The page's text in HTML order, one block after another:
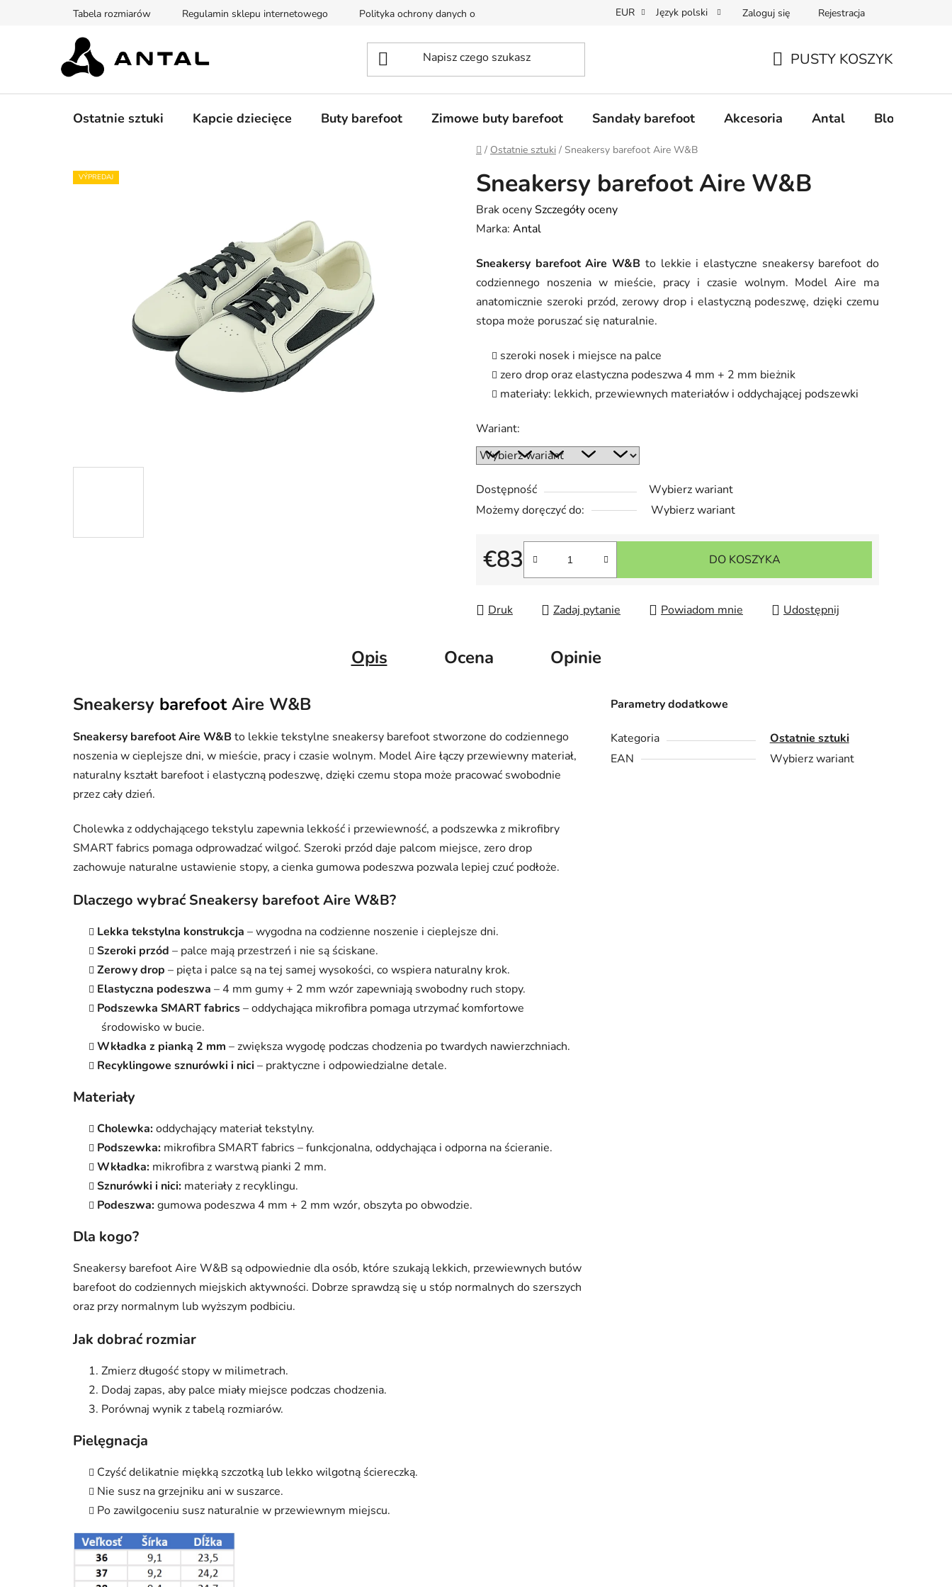
Tabela rozmiarów Regulamin sklepu internetowego Polityka ochrony danych osobowych Dostępność i czas realizacji zamówienia Zwroty i reklamacje
EUR Język polski Zaloguj się Rejestracja
PUSTY KOSZYK
Ostatnie sztuki Kapcie dziecięce Buty barefoot Zimowe buty barefoot Sandały barefoot Akcesoria Antal Blog
Home
/ Ostatnie sztuki / Sneakersy barefoot Aire W&B
Sneakersy barefoot Aire W&B
Średnia
ocena
wynosi
0,0
na
5
Brak ocenySzczegóły oceny
Marka: Antal
Sneakersy barefoot Aire W&B to lekkie i elastyczne sneakersy barefoot do
codziennego noszenia w mieście, pracy i czasie wolnym. Model Aire ma
anatomicznie szeroki przód, zerowy drop i elastyczną podeszwę, dzięki czemu
stopa może poruszać się naturalnie.
szeroki nosek i miejsce na palce
zero drop oraz elastyczna podeszwa 4 mm + 2 mm bieżnik
materiały: lekkich, przewiewnych materiałów i oddychającej podszewki
Wariant:
Dostępność
Wybierz wariant
Możemy doręczyć do:
Wybierz wariant
€83
Cena jednostkowa:
DO KOSZYKA
Druk Zadaj pytanie Powiadom mnie Udostępnij
VÝPREDAJ
Opis Ocena Opinie
Sneakersy barefootAire W&B
Sneakersy barefoot Aire W&Bto lekkie tekstylne sneakersy barefoot stworzone do codziennego
noszenia w cieplejsze dni, w mieście, pracy i czasie wolnym. Model Aire łączy przewiewny materiał,
naturalny kształt barefoot i elastyczną podeszwę, dzięki czemu stopa może pracować swobodnie
przez cały dzień.
Cholewka z oddychającego tekstylu zapewnia lekkość i przewiewność, a podszewka z mikrofibry
SMART fabrics pomaga odprowadzać wilgoć. Szeroki przód daje palcom miejsce, zero drop
zachowuje naturalne ustawienie stopy, a cienka gumowa podeszwa pozwala lepiej czuć podłoże.
Dlaczego wybrać Sneakersy barefoot Aire W&B?
Lekka tekstylna konstrukcja – wygodna na codzienne noszenie i cieplejsze dni.
Szeroki przód – palce mają przestrzeń i nie są ściskane.
Zerowy drop – pięta i palce są na tej samej wysokości, co wspiera naturalny krok.
Elastyczna podeszwa – 4 mm gumy + 2 mm wzór zapewniają swobodny ruch stopy.
Podszewka SMART fabrics– oddychająca mikrofibra pomaga utrzymać komfortowe
środowisko w bucie.
Wkładka z pianką 2 mm – zwiększa wygodę podczas chodzenia po twardych nawierzchniach.
Recyklingowe sznurówki i nici– praktyczne i odpowiedzialne detale.
Materiały
Cholewka:oddychający materiał tekstylny.
Podszewka: mikrofibra SMART fabrics – funkcjonalna, oddychająca i odporna na ścieranie.
Wkładka: mikrofibra z warstwą pianki 2 mm.
Sznurówki i nici: materiały z recyklingu.
Podeszwa:gumowa podeszwa 4 mm + 2 mm wzór, obszyta po obwodzie.
Dla kogo?
Sneakersy barefoot Aire W&B są odpowiednie dla osób, które szukają lekkich, przewiewnych butów
barefoot do codziennych miejskich aktywności. Dobrze sprawdzą się u stóp normalnych do szerszych
oraz przy normalnym lub wyższym podbiciu.
Jak dobrać rozmiar
Zmierz długość stopy w milimetrach.
Dodaj zapas, aby palce miały miejsce podczas chodzenia.
Porównaj wynik z tabelą rozmiarów.
Pielęgnacja
Czyść delikatnie miękką szczotką lub lekko wilgotną ściereczką.
Nie susz na grzejniku ani w suszarce.
Po zawilgoceniu susz naturalnie w przewiewnym miejscu.
Parametry dodatkowe
Kategoria
Ostatnie sztuki
EAN
Wybierz wariant